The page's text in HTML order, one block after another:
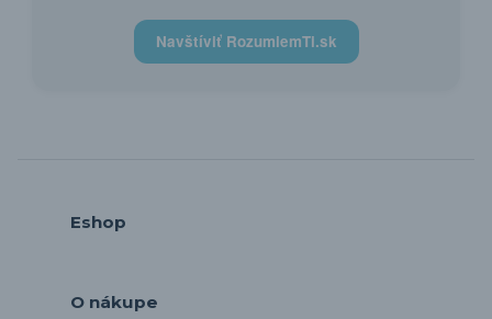
Navštíviť RozumiemTi.sk
Eshop
O nákupe